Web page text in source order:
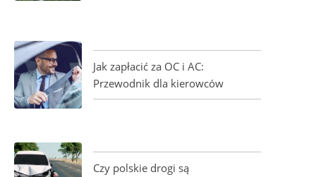
Jak zapłacić za OC i AC:
Przewodnik dla kierowców
Czy polskie drogi są